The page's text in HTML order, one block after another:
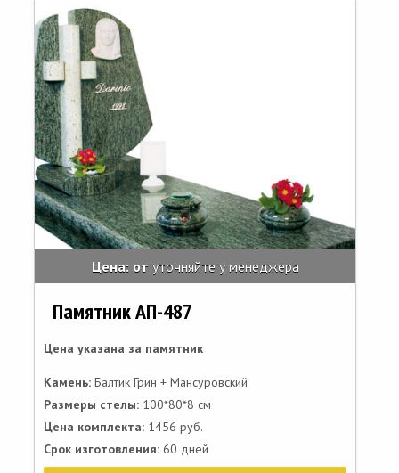
Цена: от уточняйте у менеджера
Памятник АП-487
Цена указана за памятник
Камень: Балтик Грин + Мансуровский
Размеры стелы: 100*80*8 см
Цена комплекта: 1456 руб.
Срок изготовления: 60 дней